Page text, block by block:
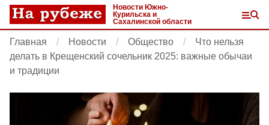
Новости Южно-
Курильска и
Сахалинской области
Главная Новости Общество
Что нельзя
делать в Крещенский сочельник 2025: важные обычаи
и традиции